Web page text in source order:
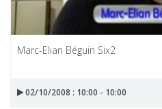
Marc-Elian Béguin Six2
02/10/2008 : 10:00 - 10:00